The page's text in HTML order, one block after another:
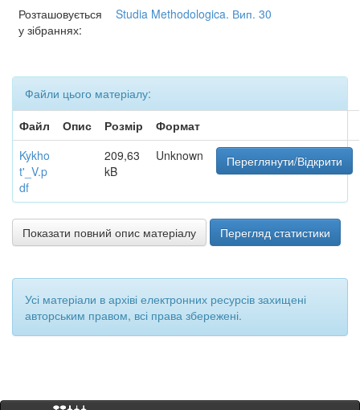
Розташовується
у зібраннях:
Studia Methodologica. Вип. 30
Файли цього матеріалу:
Файл
Опис Розмір
Формат
Kykho
t'_V.p
df
209,63
kB
Unknown Переглянути/Відкрити
Показати повний опис матеріалу Перегляд статистики
Усі матеріали в архіві електронних ресурсів захищені
авторським правом, всі права збережені.